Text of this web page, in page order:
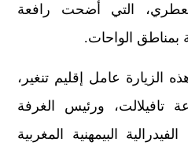
التي أضحت رافعة
بمناطق الواحات.
الزيارة عامل إقليم تنغير،
ورئيس الغرفة
البيمهنية المغربية